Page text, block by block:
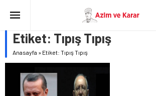
Etiket: Tıpış Tıpış
Anasayfa » Etiket: Tıpış Tıpış